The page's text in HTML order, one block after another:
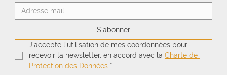
S'abonner
J'accepte l'utilisation de mes coordonnées pour
recevoir la newsletter, en accord avec la Charte de
Protection des Données *